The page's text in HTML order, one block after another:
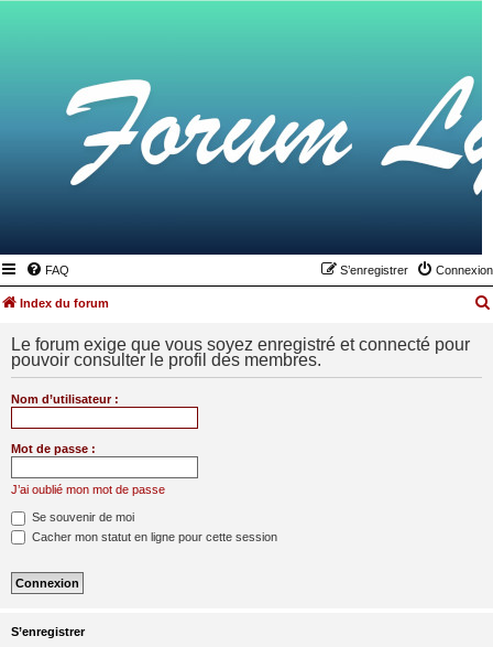
FAQ Connexion
S’enregistrer
Index du forum
Le forum exige que vous soyez enregistré et connecté pour
pouvoir consulter le profil des membres.
Nom d’utilisateur :
Mot de passe :
J’ai oublié mon mot de passe
Se souvenir de moi
Cacher mon statut en ligne pour cette session
S’enregistrer